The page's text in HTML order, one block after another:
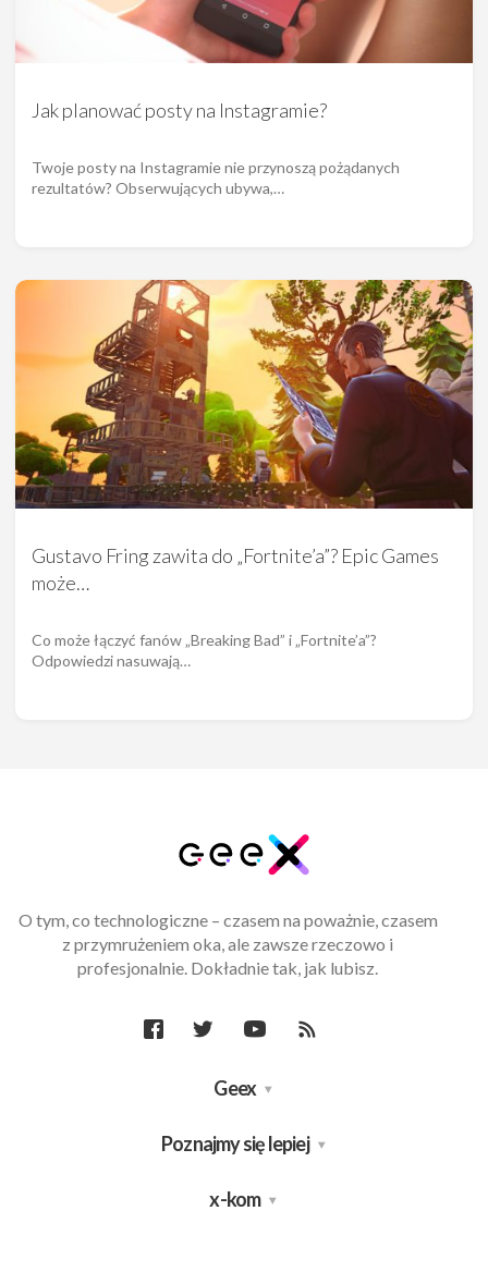
Jak planować posty na Instagramie?
Twoje posty na Instagramie nie przynoszą pożądanych
rezultatów? Obserwujących ubywa,…
Gustavo Fring zawita do „Fortnite’a”? Epic Games
może…
Co może łączyć fanów „Breaking Bad” i „Fortnite’a”?
Odpowiedzi nasuwają…
O tym, co technologiczne – czasem na poważnie, czasem
z przymrużeniem oka, ale zawsze rzeczowo i
profesjonalnie. Dokładnie tak, jak lubisz.
Geex
Poznajmy się lepiej
x-kom